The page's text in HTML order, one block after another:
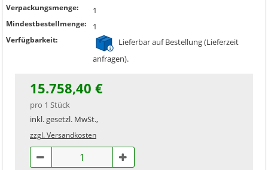
Verpackungsmenge: 1
Mindestbestellmenge: 1
Verfügbarkeit:
Lieferbar auf Bestellung (Lieferzeit
anfragen).
15.758,40 €
pro 1 Stück
inkl. gesetzl. MwSt.,
zzgl. Versandkosten